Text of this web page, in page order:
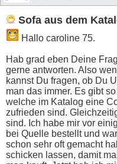
Sofa aus dem
Hallo caroline 75.
Hab grad eben Deine
gerne antworten. Also
kannst Du fragen, ob Du
man das immer. Es gibt
welche im Katalog eine
zufrieden sind.
sind. Ich habe mir vor
bei Quelle bestellt und
schon sehr oft gemacht
schicken lassen, damit